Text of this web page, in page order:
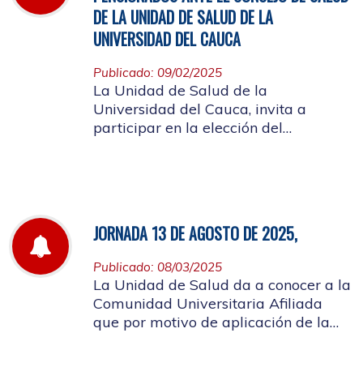
DE LA UNIDAD DE SALUD DE LA
UNIVERSIDAD DEL CAUCA
Publicado: 09/02/2025
La Unidad de Salud de la
Universidad del Cauca, invita a
participar en la elección del
JORNADA 13 DE AGOSTO DE 2025,
Publicado: 08/03/2025
La Unidad de Salud da a conocer a la
Comunidad Universitaria Afiliada
que por motivo de aplicación de la